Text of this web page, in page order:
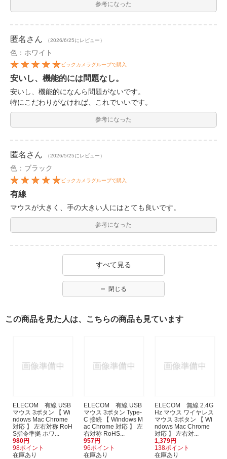
参考になった
匿名 さん （2026/6/25にレビュー）
色：ホワイト
ビックカメラグループで購入
安いし、機能的には問題なし。
安いし、機能的になんら問題がないです。
特にこだわりがなければ、これでいいです。
参考になった
匿名 さん （2026/5/25にレビュー）
色：ブラック
ビックカメラグループで購入
有線
マウスが大きく、手の大きい人にはとても良いです。
参考になった
すべて見る
閉じる
この商品を見た人は、こちらの商品も見ています
ELECOM 有線 USB
マウス 3ボタン 【 Wi
ndows Mac Chrome
対応 】 左右対称 RoH
S指令準拠 ホワ...
980円
98ポイント
在庫あり
ELECOM 有線 USB
マウス 3ボタン Type-
C 接続 【 Windows M
ac Chrome 対応 】 左
右対称 RoHS...
957円
96ポイント
在庫あり
ELECOM 無線 2.4G
Hz マウス ワイヤレス
マウス 3ボタン 【 Wi
ndows Mac Chrome
対応 】 左右対...
1,379円
138ポイント
在庫あり